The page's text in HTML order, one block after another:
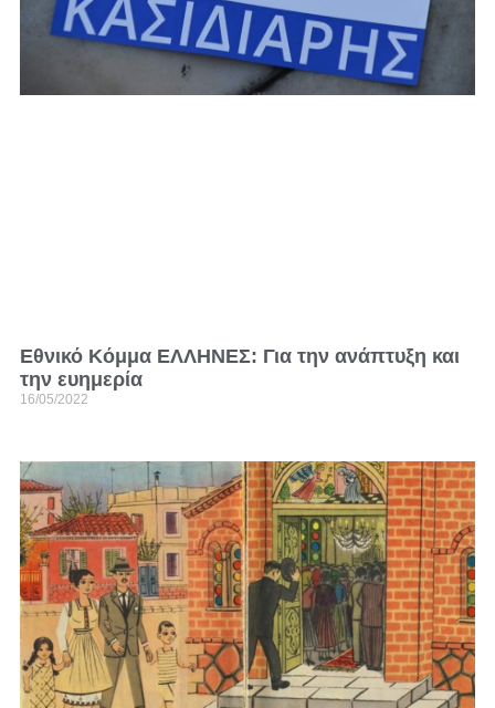
Εθνικό Κόμμα ΕΛΛΗΝΕΣ: Για την ανάπτυξη και
την ευημερία
16/05/2022